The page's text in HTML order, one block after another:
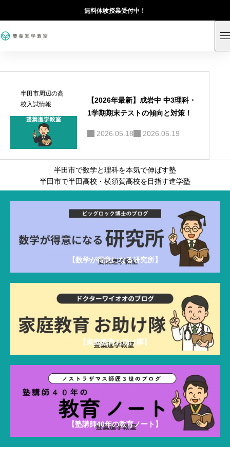
無料体験授業受付中！
半田市周辺の高
校入試情報
【2026年最新】成岩中 中3理科・
1学期期末テストの傾向と対策！
2026.05.18 2026.05.19
半田市で数学と理科を本気で伸ばす塾
半田市で半田高校・横須賀高校を目指す進学塾
【数学が得意になる研究所】
【家庭教育お助け隊】
【塾講師40年の教育ノート】